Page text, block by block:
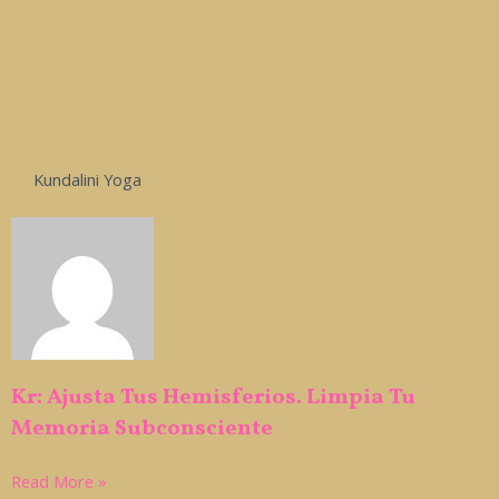
Kundalini Yoga
Kr: Ajusta Tus Hemisferios. Limpia Tu
Memoria Subconsciente
Read More »